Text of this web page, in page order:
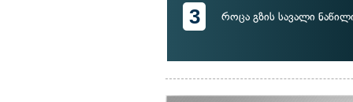
3 როცა გზის სავალი